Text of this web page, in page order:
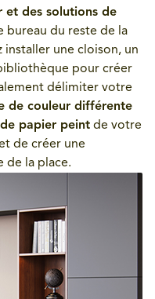
et des solutions de
bureau du reste de la
installer une cloison, un
pour créer
délimiter votre
de couleur différente
papier peint de votre
de créer une
de la place.